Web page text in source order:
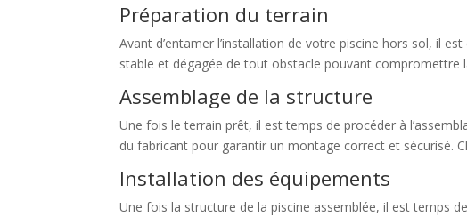
Préparation du terrain
Avant d’entamer l’installation de votre piscine hors sol, il
stable et dégagée de tout obstacle pouvant compromettre
Assemblage de la structure
Une fois le terrain prêt, il est temps de procéder à
du fabricant pour garantir un montage correct et sécurisé.
Installation des équipements
Une fois la structure de la piscine assemblée, il est temps